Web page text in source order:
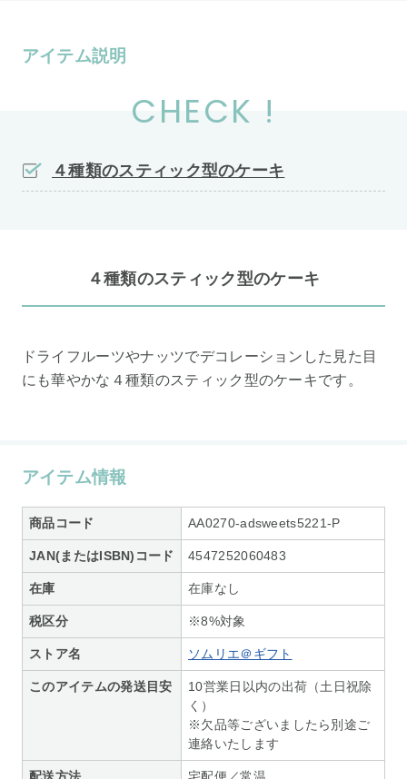
アイテム説明
CHECK !
４種類のスティック型のケーキ
４種類のスティック型のケーキ
ドライフルーツやナッツでデコレーションした見た目
にも華やかな４種類のスティック型のケーキです。
アイテム情報
商品コード AA0270-adsweets5221-P
JAN(またはISBN)コード 4547252060483
在庫 在庫なし
税区分 ※8%対象
ストア名 ソムリエ＠ギフト
このアイテムの発送目安
10営業日以内の出荷（土日祝除
く）
※欠品等ございましたら別途ご
連絡いたします